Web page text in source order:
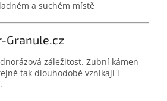
a suchém místě
Granule.cz
záležitost. Zubní kámen
tak dlouhodobě vznikají i